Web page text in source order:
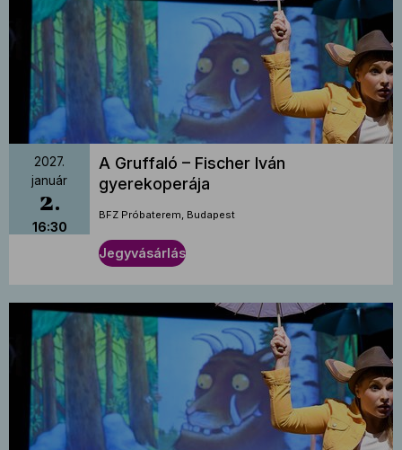
2027.
január
2
16:30
A Gruffaló – Fischer Iván
gyerekoperája
BFZ Próbaterem, Budapest
Jegyvásárlás